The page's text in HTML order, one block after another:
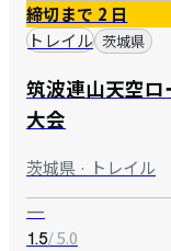
締切まで 2 日
トレイル 茨城県
筑波連山天空
大会
茨城県 · トレイル
—
1.5/ 5.0